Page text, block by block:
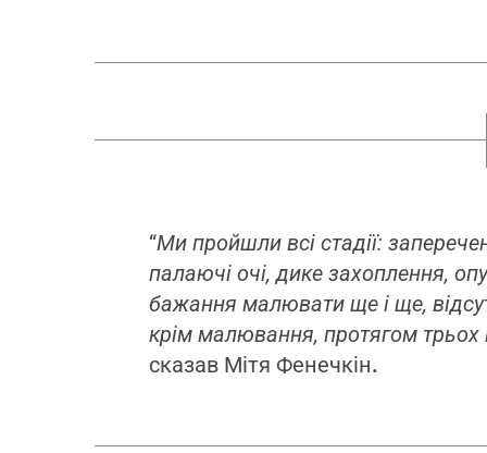
“Ми пройшли всі стадії:
палаючі очі, дике захоплення,
бажання малювати ще і ще,
крім малювання, протягом трьох
сказав Мітя Фенечкін.